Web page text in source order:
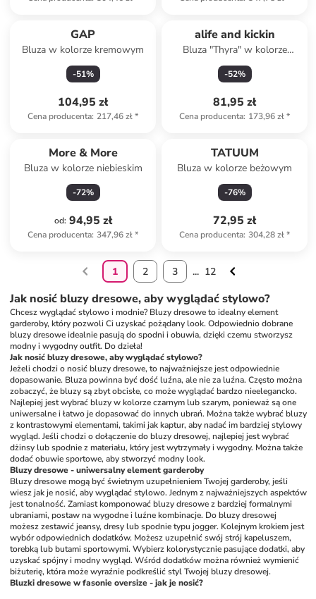
GAP
Bluza w kolorze kremowym
-51%
104,95 zł
Cena producenta: 217,46 zł*
alife and kickin
Bluza "Thyra" w kolorze
żółtym
-52%
81,95 zł
Cena producenta: 173,96 zł*
More & More
Bluza w kolorze niebieskim
-72%
od: 94,95 zł
Cena producenta: 347,96 zł*
TATUUM
Bluza w kolorze beżowym
-76%
72,95 zł
Cena producenta: 304,28 zł*
1 2 3 ... 12
Jak nosić bluzy dresowe, aby wyglądać stylowo?
Chcesz wyglądać stylowo i modnie? Bluzy dresowe to idealny element
garderoby, który pozwoli Ci uzyskać pożądany look. Odpowiednio dobrane
bluzy dresowe idealnie pasują do spodni i obuwia, dzięki czemu stworzysz
modny i wygodny outfit. Do dzieła!
Jak nosić bluzy dresowe, aby wyglądać stylowo?
Jeżeli chodzi o nosić bluzy dresowe, to najważniejsze jest odpowiednie
dopasowanie. Bluza powinna być dość luźna, ale nie za luźna. Często można
zobaczyć, że bluzy są zbyt obcisłe, co może wyglądać bardzo nieelegancko.
Najlepiej jest wybrać bluzy w kolorze czarnym lub szarym, ponieważ są one
uniwersalne i łatwo je dopasować do innych ubrań. Można także wybrać bluzy
z kontrastowymi elementami, takimi jak kaptur, aby nadać im bardziej stylowy
wygląd. Jeśli chodzi o dołączenie do bluzy dresowej, najlepiej jest wybrać
dżinsy lub spodnie z materiału, który jest wytrzymały i wygodny. Można także
dodać obuwie sportowe, aby stworzyć modny look.
Bluzy dresowe - uniwersalny element garderoby
Bluzy dresowe mogą być świetnym uzupełnieniem Twojej garderoby, jeśli
wiesz jak je nosić, aby wyglądać stylowo. Jednym z najważniejszych aspektów
jest tonalność. Zamiast komponować bluzy dresowe z bardziej formalnymi
ubraniami, postaw na wygodne i luźne kombinacje. Do bluzy dresowej
możesz zestawić jeansy, dresy lub spodnie typu jogger. Kolejnym krokiem jest
wybór odpowiednich dodatków. Możesz uzupełnić swój strój kapeluszem,
torebką lub butami sportowymi. Wybierz kolorystycznie pasujące dodatki, aby
uzyskać spójny i modny wygląd. Wśród dodatków można również wymienić
biżuterię, która może wyraźnie podkreślić styl Twojej bluzy dresowej.
Bluzki dresowe w fasonie oversize - jak je nosić?